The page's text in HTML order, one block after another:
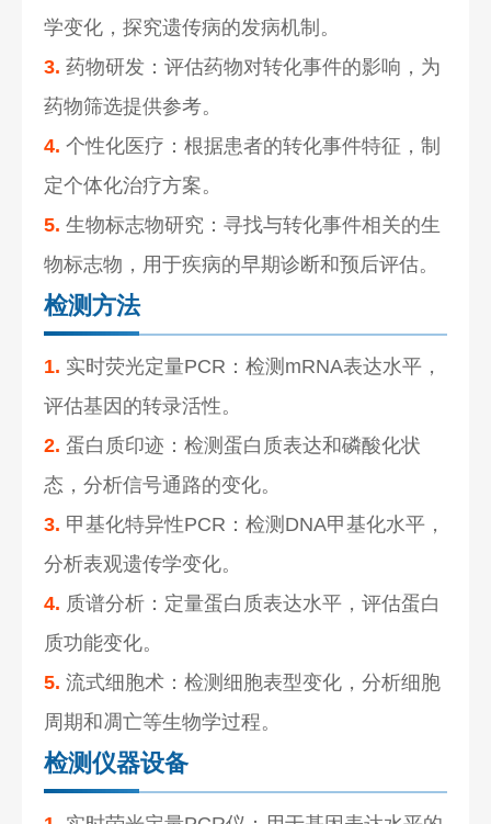
学变化，探究遗传病的发病机制。
3. 药物研发：评估药物对转化事件的影响，为
药物筛选提供参考。
4. 个性化医疗：根据患者的转化事件特征，制
定个体化治疗方案。
5. 生物标志物研究：寻找与转化事件相关的生
物标志物，用于疾病的早期诊断和预后评估。
检测方法
1. 实时荧光定量PCR：检测mRNA表达水平，
评估基因的转录活性。
2. 蛋白质印迹：检测蛋白质表达和磷酸化状
态，分析信号通路的变化。
3. 甲基化特异性PCR：检测DNA甲基化水平，
分析表观遗传学变化。
4. 质谱分析：定量蛋白质表达水平，评估蛋白
质功能变化。
5. 流式细胞术：检测细胞表型变化，分析细胞
周期和凋亡等生物学过程。
检测仪器设备